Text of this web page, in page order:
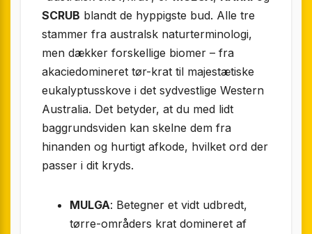
SCRUB blandt de hyppigste bud. Alle tre
stammer fra australsk naturterminologi,
men dækker forskellige biomer – fra
akaciedomineret tør-krat til majestætiske
eukalyptusskove i det sydvestlige Western
Australia. Det betyder, at du med lidt
baggrundsviden kan skelne dem fra
hinanden og hurtigt afkode, hvilket ord der
passer i dit kryds.
MULGA: Betegner et vidt udbredt,
tørre-områders krat domineret af